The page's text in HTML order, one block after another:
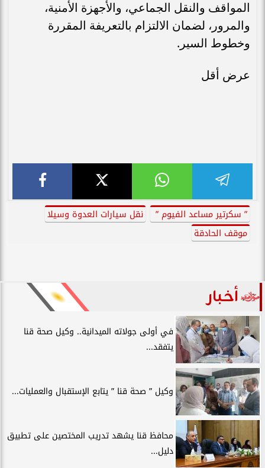
المواقف والنقل الجماعي، والأجهزة الأمنية،
والمرور، لضمان الالتزام بالتعريفة المقررة
وخطوط السير.
عرض أقل
” سكرتير مساعد الفيوم ”
نقل سيارات العدوة وسيلا
موقف الحادقة
أخبار
في أولى جولاته الميدانية.. وكيل صحة قنا
يتفقد...
وكيل ” صحة قنا ” يتابع الإستقبال والعمليات...
محافظ قنا يشهد تدريب المختصين على تطبيق
دليل...